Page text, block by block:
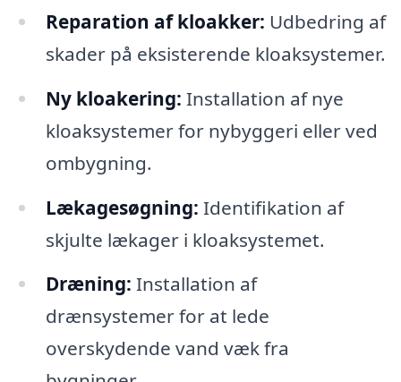
Reparation af kloakker: Udbedring af
skader på eksisterende kloaksystemer.
Ny kloakering: Installation af nye
kloaksystemer for nybyggeri eller ved
ombygning.
Lækagesøgning: Identifikation af
skjulte lækager i kloaksystemet.
Dræning: Installation af
drænsystemer for at lede
overskydende vand væk fra